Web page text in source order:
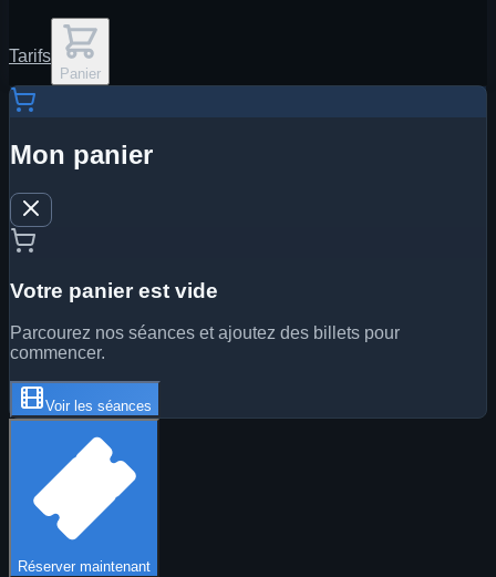
Tarifs
Panier
Mon panier
Votre panier est vide
Parcourez nos séances et ajoutez des billets pour
commencer.
Voir les séances
Réserver maintenant